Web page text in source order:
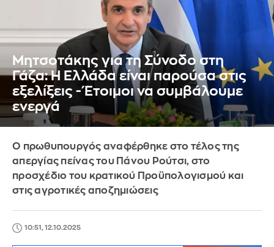
Μητσοτάκης για τη Σύνοδο στη
Γάζα: Η Ελλάδα είναι παρούσα στις
εξελίξεις - Έτοιμοι να συμβάλουμε
ενεργά
Ο πρωθυπουργός αναφέρθηκε στο τέλος της
απεργίας πείνας του Πάνου Ρούτσι, στο
προσχέδιο του κρατικού Προϋπολογισμού και
στις αγροτικές αποζημιώσεις
10:51, 12.10.2025